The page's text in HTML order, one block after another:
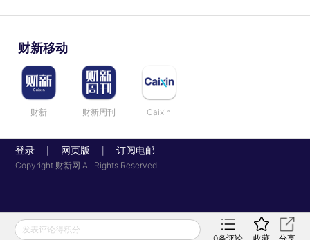
班牙的战争中成功动员了枪支的普及。事实上，以
西奥多•罗斯福（1858—1919；1901—1909年任美国
总统）为首的美国统治精英恰好发现，手持枪支的
牛仔真正象征了美国精神、自由和本土白人的传
大城市。从那时起，这一象征被广泛利用。”关于
1898年的美西战争，霍布斯鲍姆在没有提供证据或
一，统治精英（以罗斯福为首）动员了公众支持战
争；第二，他们利用枪支和一场成功战争的印象完
财新移动
财新 财新周刊 Caixin
登录 网页版 订阅电邮
Copyright 财新网 All Rights Reserved
发表评论得积分
0条评论 收藏 分享